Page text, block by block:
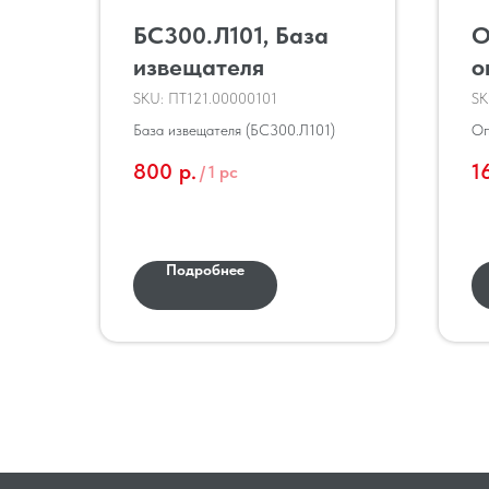
БС300.Л101, База
извещателя
SKU: ПТ121.00000101
База извещателя (БС300.Л101)
800 р. /1 pc
Подробнее